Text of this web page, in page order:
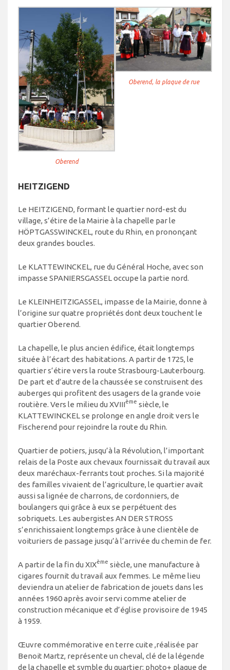
Oberend
Oberend, la plaque de rue
HEITZIGEND
Le HEITZIGEND, formant le quartier nord-est du
village, s’étire de la Mairie à la chapelle par le
HÖPTGASSWINCKEL, route du Rhin, en prononçant
deux grandes boucles.
Le KLATTEWINCKEL, rue du Général Hoche, avec son
impasse SPANIERSGASSEL occupe la partie nord.
Le KLEINHEITZIGASSEL, impasse de la Mairie, donne à
l’origine sur quatre propriétés dont deux touchent le
quartier Oberend.
La chapelle, le plus ancien édifice, était longtemps
située à l’écart des habitations. A partir de 1725, le
quartier s’étire vers la route Strasbourg-Lauterbourg.
De part et d’autre de la chaussée se construisent des
auberges qui profitent des usagers de la grande voie
routière. Vers le milieu du XVIIIème siècle, le
KLATTEWINCKEL se prolonge en angle droit vers le
Fischerend pour rejoindre la route du Rhin.
Quartier de potiers, jusqu’à la Révolution, l’important
relais de la Poste aux chevaux fournissait du travail aux
deux maréchaux-ferrants tout proches. Si la majorité
des familles vivaient de l’agriculture, le quartier avait
aussi sa lignée de charrons, de cordonniers, de
boulangers qui grâce à eux se perpétuent des
sobriquets. Les aubergistes AN DER STROSS
s’enrichissaient longtemps grâce à une clientèle de
voituriers de passage jusqu’à l’arrivée du chemin de fer.
A partir de la fin du XIXème siècle, une manufacture à
cigares fournit du travail aux femmes. Le même lieu
deviendra un atelier de fabrication de jouets dans les
années 1960 après avoir servi comme atelier de
construction mécanique et d’église provisoire de 1945
à 1959.
Œuvre commémorative en terre cuite ,réalisée par
Benoit Martz, représente un cheval, clé de la légende
de la chapelle et symble du quartier: photo+ plaque de